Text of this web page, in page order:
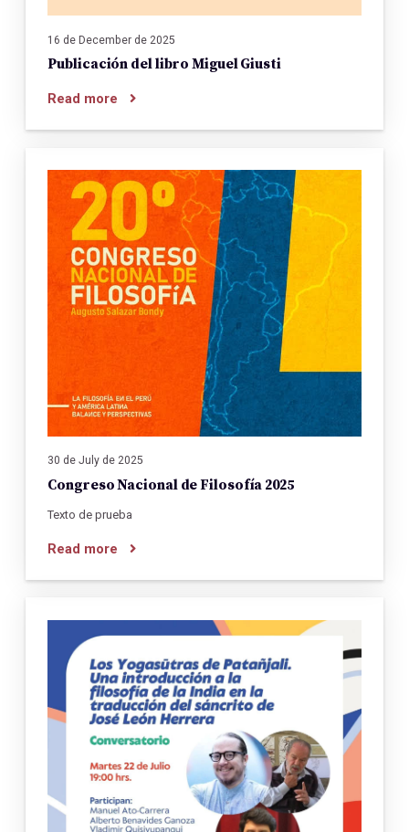
16 de December de 2025
Publicación del libro Miguel Giusti
Read more
30 de July de 2025
Congreso Nacional de Filosofía 2025
Texto de prueba
Read more